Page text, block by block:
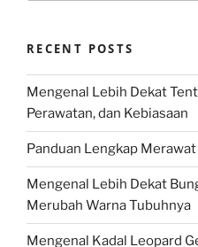
RECENT POSTS
Mengenal Lebih Dekat
Perawatan, dan Kebiasaan
Panduan Lengkap
Mengenal Lebih Dekat
Merubah Warna Tubuhnya
Mengenal Kadal Leopard